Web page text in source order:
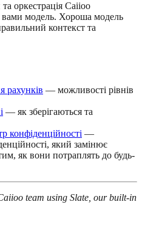
оркестрація Caiioo
модель. Хороша модель
контекст та
рахунків — можливості рівнів
— як зберігаються та
конфіденційності —
який замінює
як вони потраплять до будь-
team using Slate, our built-in